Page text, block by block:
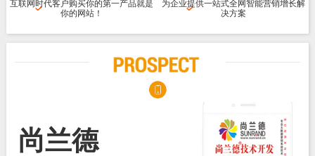
互联网时代客户购买你的第一产品就是
你的网站！
为企业提供一站式全网智能营销增长解
决方案
尚兰德